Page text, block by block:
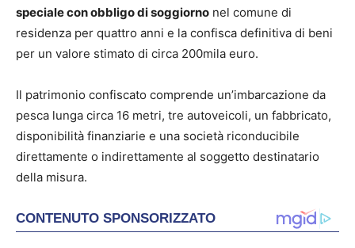
speciale con obbligo di soggiorno nel comune di
residenza per quattro anni e la confisca definitiva di beni
per un valore stimato di circa 200mila euro.
Il patrimonio confiscato comprende un’imbarcazione da
pesca lunga circa 16 metri, tre autoveicoli, un fabbricato,
disponibilità finanziarie e una società riconducibile
direttamente o indirettamente al soggetto destinatario
della misura.